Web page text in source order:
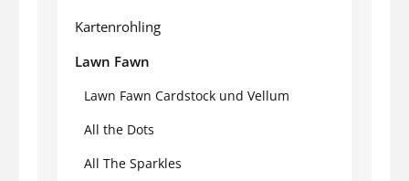
Kartenrohling
Lawn Fawn
Lawn Fawn Cardstock und Vellum
All the Dots
All The Sparkles